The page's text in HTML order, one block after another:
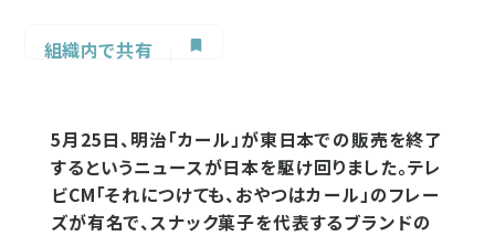
組織内で共有
5月25日、明治「カール」が東日本での販売を終了
するというニュースが日本を駆け回りました。テレ
ビCM「それにつけても、おやつはカール」のフレー
ズが有名で、スナック菓子を代表するブランドの